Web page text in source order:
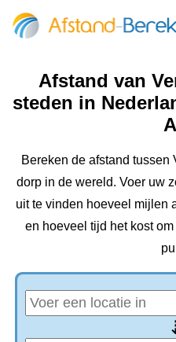
Afstand van
steden in
Bereken de afstand tussen
dorp in de wereld. Voer uw
uit te vinden hoeveel mijlen
en hoeveel tijd het kost